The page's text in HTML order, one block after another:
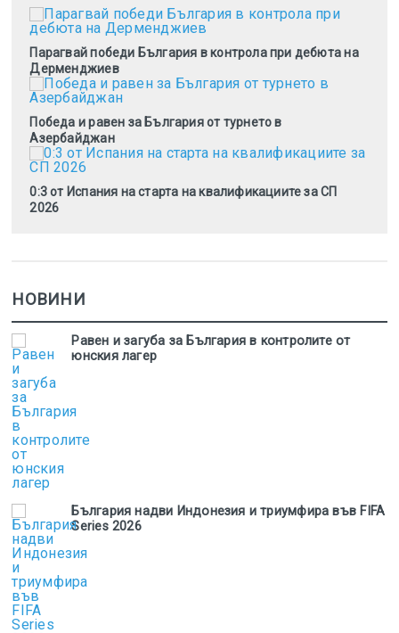
Парагвай победи България в контрола при дебюта на
Дерменджиев
Победа и равен за България от турнето в
Азербайджан
0:3 от Испания на старта на квалификациите за СП
2026
НОВИНИ
Равен и загуба за България в контролите от
юнския лагер
България надви Индонезия и триумфира във FIFA
Series 2026